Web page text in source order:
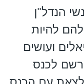
הנדל"ן
להיות
ועושים
לכנס